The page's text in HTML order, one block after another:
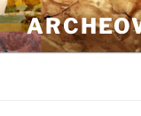
Przejdź
do
treści